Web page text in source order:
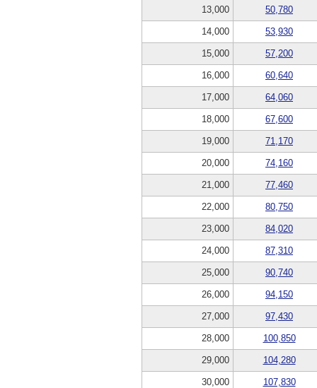
13,000 50,780
14,000 53,930
15,000 57,200
16,000 60,640
17,000 64,060
18,000 67,600
19,000 71,170
20,000 74,160
21,000 77,460
22,000 80,750
23,000 84,020
24,000 87,310
25,000 90,740
26,000 94,150
27,000 97,430
28,000 100,850
29,000 104,280
30,000 107,830